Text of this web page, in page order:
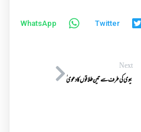
Twitter
WhatsApp
Next
بیوی کی طرف سے تین طلاقوں کادعوی ٰ